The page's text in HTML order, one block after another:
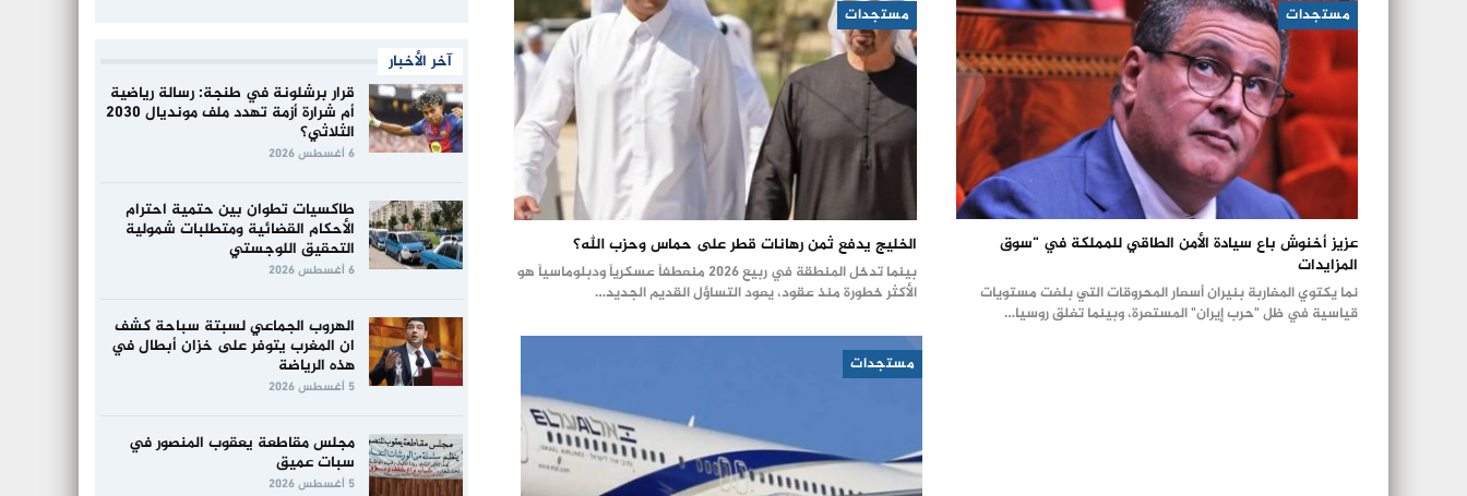
مستجدات
عزيز أخنوش باع سيادة الأمن الطاقي للمملكة في “سوق
المزايدات
نما يكتوي المغاربة بنيران أسعار المحروقات التي بلغت مستويات
قياسية في ظل "حرب إيران" المستعرة، وبينما تغلق روسيا…
مستجدات
الخليج يدفع ثمن رهانات قطر على حماس وحزب الله؟
بينما تدخل المنطقة في ربيع 2026 منعطفاً عسكرياً ودبلوماسياً هو
الأكثر خطورة منذ عقود، يعود التساؤل القديم الجديد…
مستجدات
آخر الأخبار
قرار برشلونة في طنجة: رسالة رياضية
أم شرارة أزمة تهدد ملف مونديال 2030
الثلاثي؟
6 أغسطس 2026
طاكسيات تطوان بين حتمية احترام
الأحكام القضائية ومتطلبات شمولية
التحقيق اللوجستي
6 أغسطس 2026
الهروب الجماعي لسبتة سباحة كشف
ان المغرب يتوفر على خزان أبطال في
هذه الرياضة
5 أغسطس 2026
مجلس مقاطعة يعقوب المنصور في
سبات عميق
5 أغسطس 2026